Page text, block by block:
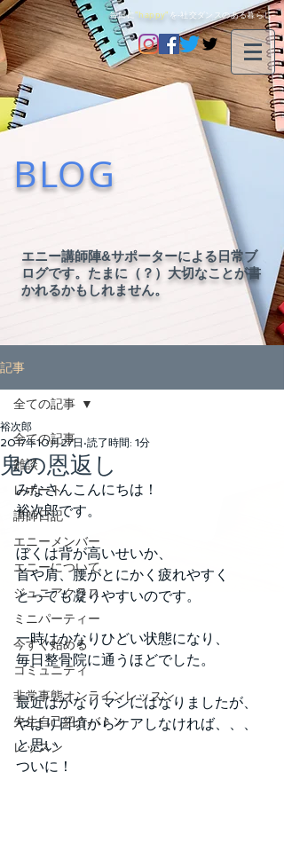
毎日に"happy" を-社交ダンスのある暮らし-
BLOG
エニー講師陣&サポーターによる日常ブ
ログです。たまに（？）大切なことが書
かれるかもしれません。
記事
全ての記事
雑談
レポート
講師日記
エニーメンバー
エニーについて
ジュニアクラス
ミニパーティー
今すぐ始める
コミュニティ
非常事態オンラインレッスン
先生自己紹介バトン
レッスン
全ての記事
鬼の恩返し
裕次郎
2017年10月27日 読了時間: 1分
みなさんこんにちは！
裕次郎です。
ぼくは背が高いせいか、
首や肩、腰がとにかく疲れやすく
とっても凝りやすいのです。
一時はかなりひどい状態になり、
毎日整骨院に通うほどでした。
最近はかなりマシにはなりましたが、
やはり日頃からケアしなければ、、、
と思い
ついに！